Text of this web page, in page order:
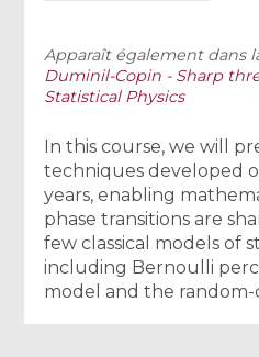
Apparaît également dans
Duminil-Copin - Sharp
Statistical Physics
In this course, we will
techniques developed
years, enabling
phase transitions are
few classical models of
including Bernoulli
model and the